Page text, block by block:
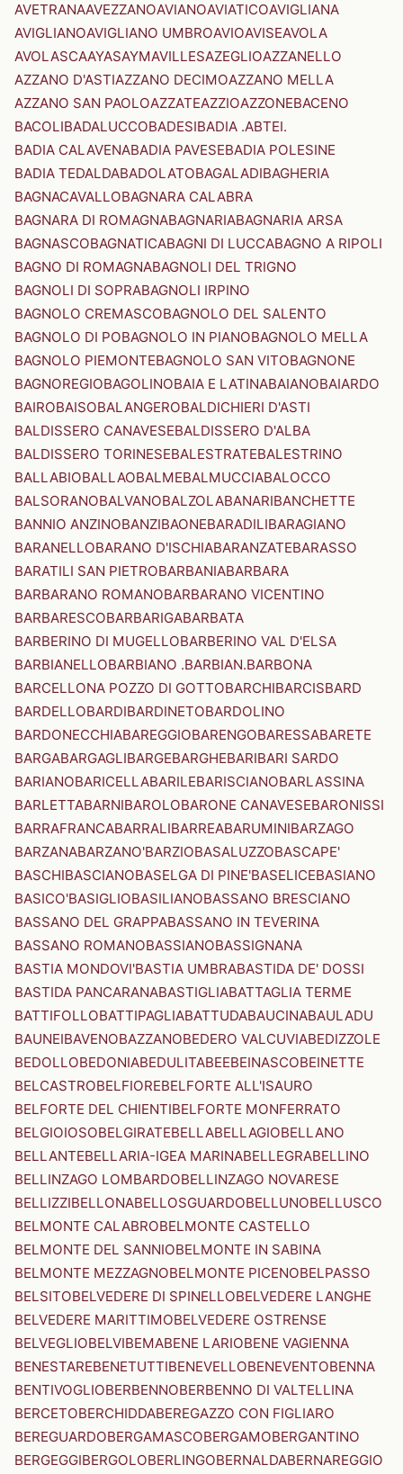
AVETRANAAVEZZANOAVIANOAVIATICOAVIGLIANA
AVIGLIANOAVIGLIANO UMBROAVIOAVISEAVOLA
AVOLASCAAYASAYMAVILLESAZEGLIOAZZANELLO
AZZANO D'ASTIAZZANO DECIMOAZZANO MELLA
AZZANO SAN PAOLOAZZATEAZZIOAZZONEBACENO
BACOLIBADALUCCOBADESIBADIA .ABTEI.
BADIA CALAVENABADIA PAVESEBADIA POLESINE
BADIA TEDALDABADOLATOBAGALADIBAGHERIA
BAGNACAVALLOBAGNARA CALABRA
BAGNARA DI ROMAGNABAGNARIABAGNARIA ARSA
BAGNASCOBAGNATICABAGNI DI LUCCABAGNO A RIPOLI
BAGNO DI ROMAGNABAGNOLI DEL TRIGNO
BAGNOLI DI SOPRABAGNOLI IRPINO
BAGNOLO CREMASCOBAGNOLO DEL SALENTO
BAGNOLO DI POBAGNOLO IN PIANOBAGNOLO MELLA
BAGNOLO PIEMONTEBAGNOLO SAN VITOBAGNONE
BAGNOREGIOBAGOLINOBAIA E LATINABAIANOBAIARDO
BAIROBAISOBALANGEROBALDICHIERI D'ASTI
BALDISSERO CANAVESEBALDISSERO D'ALBA
BALDISSERO TORINESEBALESTRATEBALESTRINO
BALLABIOBALLAOBALMEBALMUCCIABALOCCO
BALSORANOBALVANOBALZOLABANARIBANCHETTE
BANNIO ANZINOBANZIBAONEBARADILIBARAGIANO
BARANELLOBARANO D'ISCHIABARANZATEBARASSO
BARATILI SAN PIETROBARBANIABARBARA
BARBARANO ROMANOBARBARANO VICENTINO
BARBARESCOBARBARIGABARBATA
BARBERINO DI MUGELLOBARBERINO VAL D'ELSA
BARBIANELLOBARBIANO .BARBIAN.BARBONA
BARCELLONA POZZO DI GOTTOBARCHIBARCISBARD
BARDELLOBARDIBARDINETOBARDOLINO
BARDONECCHIABAREGGIOBARENGOBARESSABARETE
BARGABARGAGLIBARGEBARGHEBARIBARI SARDO
BARIANOBARICELLABARILEBARISCIANOBARLASSINA
BARLETTABARNIBAROLOBARONE CANAVESEBARONISSI
BARRAFRANCABARRALIBARREABARUMINIBARZAGO
BARZANABARZANO'BARZIOBASALUZZOBASCAPE'
BASCHIBASCIANOBASELGA DI PINE'BASELICEBASIANO
BASICO'BASIGLIOBASILIANOBASSANO BRESCIANO
BASSANO DEL GRAPPABASSANO IN TEVERINA
BASSANO ROMANOBASSIANOBASSIGNANA
BASTIA MONDOVI'BASTIA UMBRABASTIDA DE' DOSSI
BASTIDA PANCARANABASTIGLIABATTAGLIA TERME
BATTIFOLLOBATTIPAGLIABATTUDABAUCINABAULADU
BAUNEIBAVENOBAZZANOBEDERO VALCUVIABEDIZZOLE
BEDOLLOBEDONIABEDULITABEEBEINASCOBEINETTE
BELCASTROBELFIOREBELFORTE ALL'ISAURO
BELFORTE DEL CHIENTIBELFORTE MONFERRATO
BELGIOIOSOBELGIRATEBELLABELLAGIOBELLANO
BELLANTEBELLARIA-IGEA MARINABELLEGRABELLINO
BELLINZAGO LOMBARDOBELLINZAGO NOVARESE
BELLIZZIBELLONABELLOSGUARDOBELLUNOBELLUSCO
BELMONTE CALABROBELMONTE CASTELLO
BELMONTE DEL SANNIOBELMONTE IN SABINA
BELMONTE MEZZAGNOBELMONTE PICENOBELPASSO
BELSITOBELVEDERE DI SPINELLOBELVEDERE LANGHE
BELVEDERE MARITTIMOBELVEDERE OSTRENSE
BELVEGLIOBELVIBEMABENE LARIOBENE VAGIENNA
BENESTAREBENETUTTIBENEVELLOBENEVENTOBENNA
BENTIVOGLIOBERBENNOBERBENNO DI VALTELLINA
BERCETOBERCHIDDABEREGAZZO CON FIGLIARO
BEREGUARDOBERGAMASCOBERGAMOBERGANTINO
BERGEGGIBERGOLOBERLINGOBERNALDABERNAREGGIO